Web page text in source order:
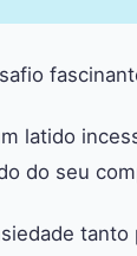
latido
do seu